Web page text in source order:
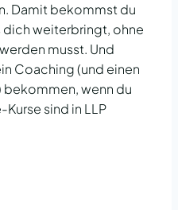
Damit bekommst du
dich weiterbringt, ohne
musst. Und
Coaching (und einen
bekommen, wenn du
sind in LLP